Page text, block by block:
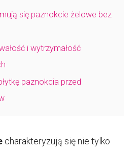
się paznokcie żelowe bez
i wytrzymałość
paznokcia przed
charakteryzują się nie tylko